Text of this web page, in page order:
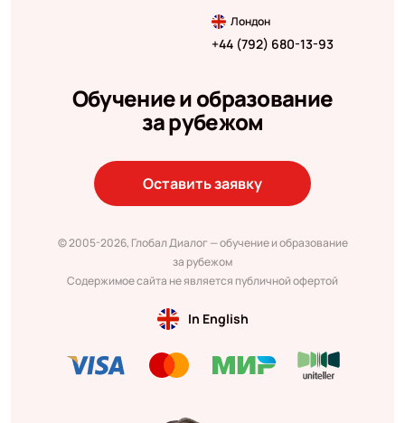
Лондон
+44 (792) 680-13-93
Обучение и образование
за рубежом
Оставить заявку
© 2005-2026, Глобал Диалог — обучение и образование
за рубежом
Содержимое сайта не является публичной офертой
In English